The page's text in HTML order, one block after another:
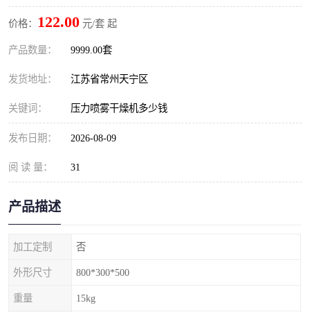
价格： 122.00 元/套 起
产品数量： 9999.00套
发货地址： 江苏省常州天宁区
关键词： 压力喷雾干燥机多少钱
发布日期： 2026-08-09
阅 读 量： 31
产品描述
加工定制 否
外形尺寸 800*300*500
重量 15kg